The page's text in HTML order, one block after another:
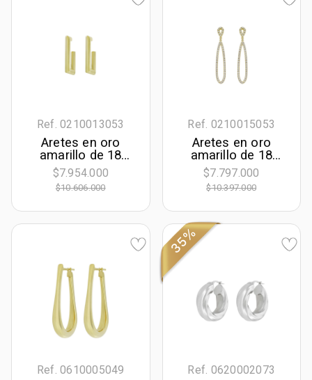
Ref. 0210013053
Aretes en oro
amarillo de 18
Kilates, Figuras
geométricas
$7.954.000
$10.606.000
Ref. 0210015053
Aretes en oro
amarillo de 18
Kilates con visos,
Lágrima
$7.797.000
$10.397.000
Ref. 0610005049
35%
Ref. 0620002073